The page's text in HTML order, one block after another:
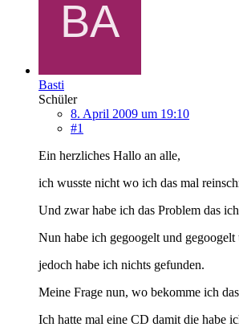
Basti
Schüler
8. April 2009 um 19:10
#1
Ein herzliches Hallo an alle,
ich wusste nicht wo ich das mal
Und zwar habe ich das Problem das
Nun habe ich gegoogelt und
jedoch habe ich nichts gefunden.
Meine Frage nun, wo bekomme ich
Ich hatte mal eine CD damit die habe